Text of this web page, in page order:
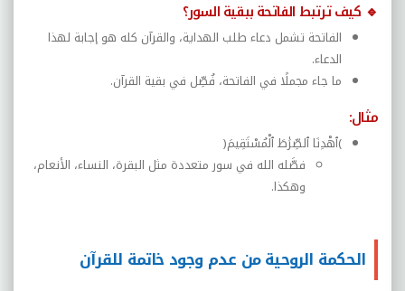
🔹 كيف ترتبط الفاتحة ببقية السور؟
الفاتحة تشمل دعاء طلب الهداية، والقرآن كله هو إجابة لهذا
الدعاء.
ما جاء مجملًا في الفاتحة، فُصِّل في بقية القرآن.
مثال:
(ٱهْدِنَا ٱلصِّرَٰطَ ٱلْمُسْتَقِيمَ)
فصَّله الله في سور متعددة مثل البقرة، النساء، الأنعام،
وهكذا.
الحكمة الروحية من عدم وجود خاتمة للقرآن